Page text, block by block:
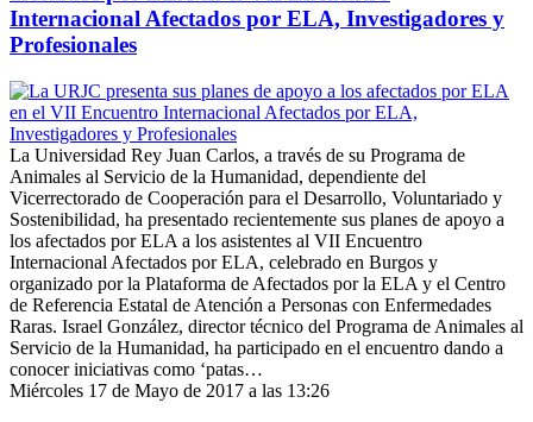
Internacional Afectados por ELA, Investigadores y
Profesionales
La Universidad Rey Juan Carlos, a través de su Programa de
Animales al Servicio de la Humanidad, dependiente del
Vicerrectorado de Cooperación para el Desarrollo, Voluntariado y
Sostenibilidad, ha presentado recientemente sus planes de apoyo a
los afectados por ELA a los asistentes al VII Encuentro
Internacional Afectados por ELA, celebrado en Burgos y
organizado por la Plataforma de Afectados por la ELA y el Centro
de Referencia Estatal de Atención a Personas con Enfermedades
Raras. Israel González, director técnico del Programa de Animales al
Servicio de la Humanidad, ha participado en el encuentro dando a
conocer iniciativas como ‘patas…
Miércoles 17 de Mayo de 2017 a las 13:26